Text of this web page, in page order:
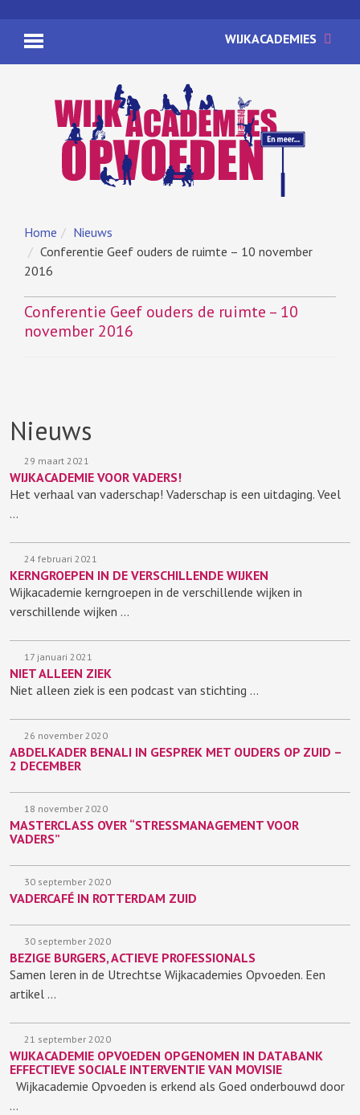
WIJKACADEMIES
Home
Nieuws
Conferentie Geef ouders de ruimte – 10 november
2016
Conferentie Geef ouders de ruimte – 10
november 2016
Nieuws
29 maart 2021
WIJKACADEMIE VOOR VADERS!
Het verhaal van vaderschap! Vaderschap is een uitdaging. Veel
…
24 februari 2021
KERNGROEPEN IN DE VERSCHILLENDE WIJKEN
Wijkacademie kerngroepen in de verschillende wijken in
verschillende wijken …
17 januari 2021
NIET ALLEEN ZIEK
Niet alleen ziek is een podcast van stichting …
26 november 2020
ABDELKADER BENALI IN GESPREK MET OUDERS OP ZUID –
2 DECEMBER
18 november 2020
MASTERCLASS OVER “STRESSMANAGEMENT VOOR
VADERS”
30 september 2020
VADERCAFÉ IN ROTTERDAM ZUID
30 september 2020
BEZIGE BURGERS, ACTIEVE PROFESSIONALS
Samen leren in de Utrechtse Wijkacademies Opvoeden. Een
artikel …
21 september 2020
WIJKACADEMIE OPVOEDEN OPGENOMEN IN DATABANK
EFFECTIEVE SOCIALE INTERVENTIE VAN MOVISIE
Wijkacademie Opvoeden is erkend als Goed onderbouwd door
…